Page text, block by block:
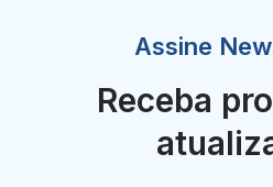
Assine
Receba